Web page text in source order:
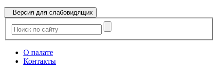
Версия для слабовидящих
О палате
Контакты